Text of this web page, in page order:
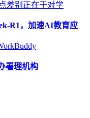
差别正在于对学
R1，加速AI教育应
署理机构